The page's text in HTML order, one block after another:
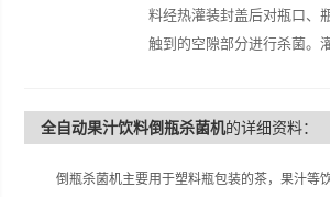
料经热灌装封盖后对瓶口、
触到的空隙部分进行杀菌。
动链，平稳可靠，对瓶身无
全自动果汁饮料倒瓶杀菌机的详细资料：
倒瓶杀菌机主要用于塑料瓶包装的茶，果汁等饮